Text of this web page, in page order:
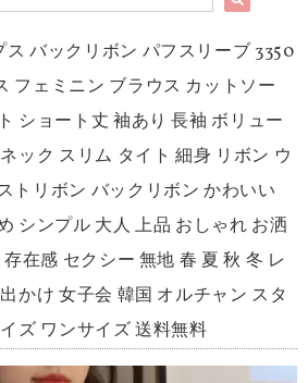
ス バックリボン パフスリーブ 3350
フェミニン ブラウス カットソー
ショート丈 袖あり 長袖 ボリュー
ック スリム タイト 細身 リボン ウ
トリボン バックリボン かわいい
シンプル 大人 上品 おしゃれ お洒
在感 セクシー 無地 春 夏 秋 冬 レ
かけ 女子会 韓国 オルチャン スタ
ズ ワンサイズ 送料無料